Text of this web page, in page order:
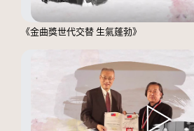
《金曲獎世代交替 生氣蓬勃》